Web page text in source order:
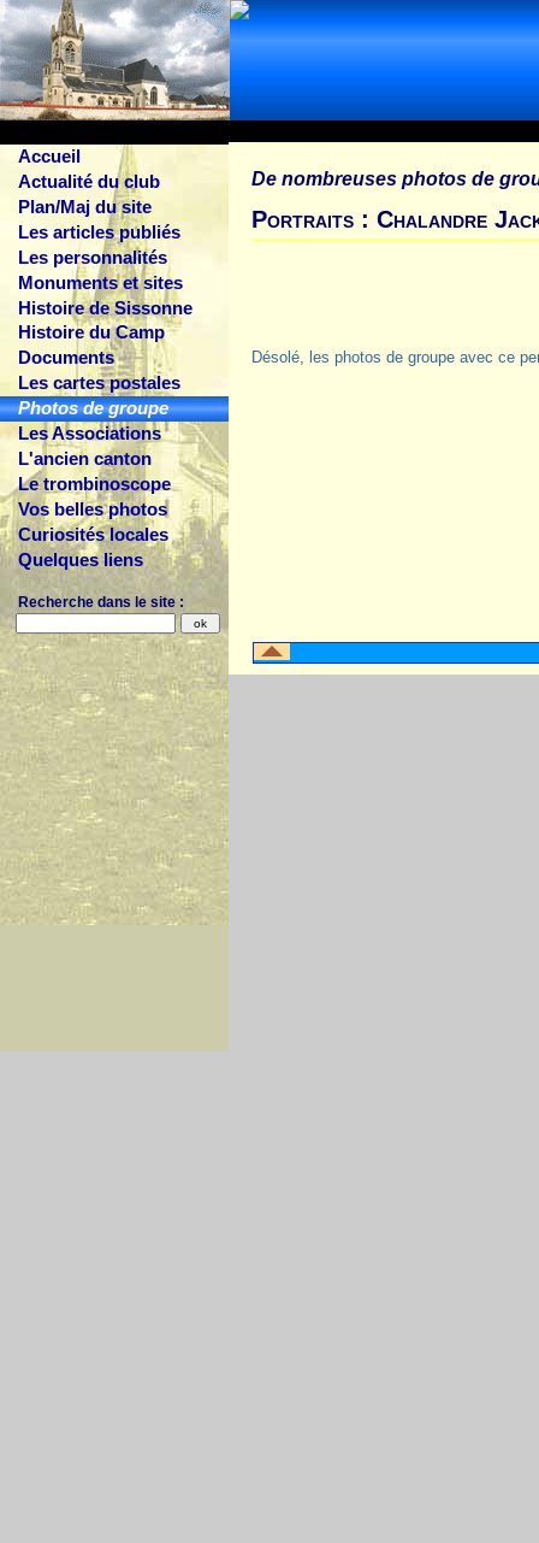
Accueil
Actualité du club
Plan/Maj du site
Les articles publiés
Les personnalités
Monuments et sites
Histoire de Sissonne
Histoire du Camp
Documents
Les cartes postales
Photos de groupe
Les Associations
L'ancien canton
Le trombinoscope
Vos belles photos
Curiosités locales
Quelques liens
Recherche dans le site :
De nombreuses photos de
Portraits : Chalandre
Désolé, les photos de groupe avec ce